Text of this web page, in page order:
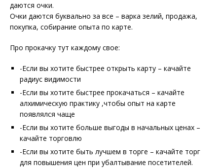
даются очки.
Очки даются буквально за все – варка зелий, продажа,
покупка, собирание опыта по карте.
Про прокачку тут каждому свое:
-Если вы хотите быстрее открыть карту – качайте
радиус видимости
-Если вы хотите быстрее прокачаться – качайте
алхимическую практику ,чтобы опыт на карте
появлялся чаще
-Если вы хотите больше выгоды в начальных ценах –
качайте торговлю
-Если вы хотите быть лучшем в торге – качайте торг
для повышения цен при убалтывание посетителей.